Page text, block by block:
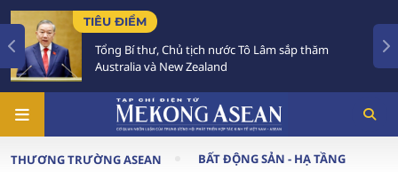
Bí thư, Chủ tịch nước Tô Lâm sắp thăm
và New Zealand
CHÍNH
Trình
trên
THƯƠNG TRƯỜNG ASEAN BẤT ĐỘNG SẢN - HẠ TẦNG